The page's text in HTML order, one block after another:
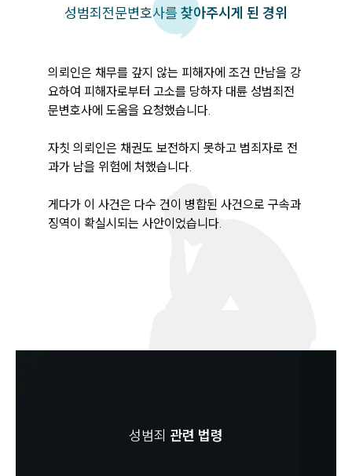
성범죄전문변호사를 찾아주시게 된 경위
의뢰인은 채무를 갚지 않는 피해자에 조건 만남을 강
요하여 피해자로부터 고소를 당하자 대륜 성범죄전
문변호사에 도움을 요청했습니다.
자칫 의뢰인은 채권도 보전하지 못하고 범죄자로 전
과가 남을 위험에 처했습니다.
게다가 이 사건은 다수 건이 병합된 사건으로 구속과
징역이 확실시되는 사안이었습니다.
성범죄 관련 법령